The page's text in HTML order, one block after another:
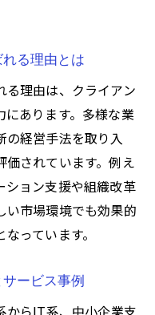
る理由とは
る理由は、クライアン
にあります。多様な業
の経営手法を取り入
されています。例え
ション支援や組織改革
い市場環境でも効果的
っています。
ービス事例